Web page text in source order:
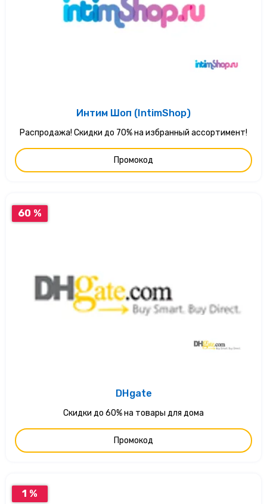
Интим Шоп (IntimShop)
Распродажа! Скидки до 70% на избранный ассортимент!
Промокод
60 %
DHgate
Скидки до 60% на товары для дома
Промокод
1 %